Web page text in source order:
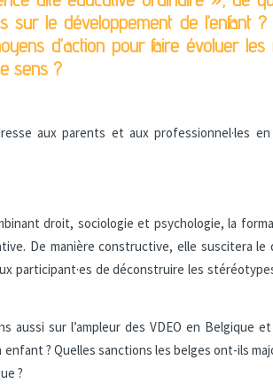
sur le développement de l’enfant
d’action pour faire évoluer
sens ?
aux parents et aux professionnel·les
droit, sociologie et psychologie, la
De manière constructive, elle suscitera
participant·es de déconstruire les
aussi sur l’ampleur des VDEO en
? Quelles sanctions les belges ont-ils
?